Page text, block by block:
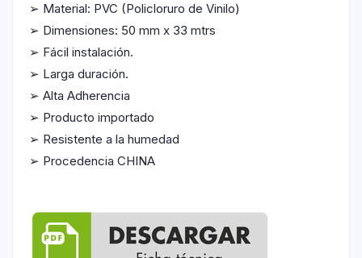
➢ Material: PVC (Policloruro de Vinilo)
➢ Dimensiones: 50 mm x 33 mtrs
➢ Fácil instalación.
➢ Larga duración.
➢ Alta Adherencia
➢ Producto importado
➢ Resistente a la humedad
➢ Procedencia CHINA